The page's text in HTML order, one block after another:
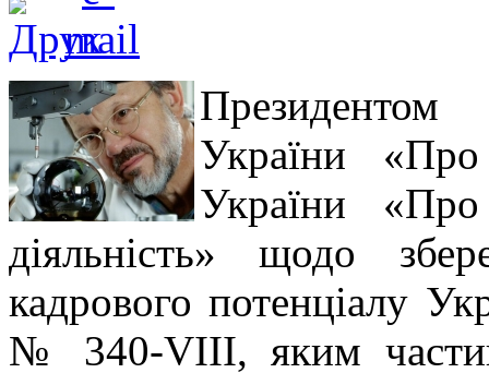
України
України «Про
діяльність» щодо
кадрового потенціалу
№ 340-VIII, яким